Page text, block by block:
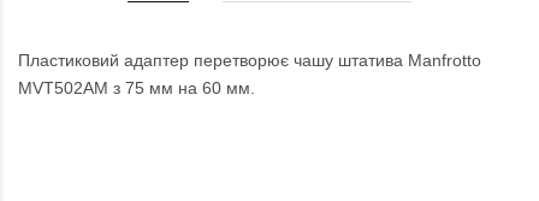
Пластиковий адаптер перетворює чашу штатива Manfrotto
MVT502AM з 75 мм на 60 мм.